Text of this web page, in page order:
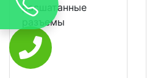
расшатанные
разъемы